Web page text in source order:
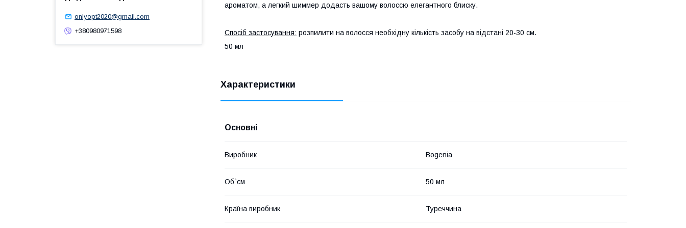
ароматом, а легкий шиммер додасть вашому волоссю елегантного блиску.
Спосіб застосування: розпилити на волосся необхідну кількість засобу на відстані 20-30 см.
50 мл
Характеристики
Основні
Виробник Bogenia
Об`єм 50 мл
Країна виробник Туреччина
onlyopt2020@gmail.com
+380980971598